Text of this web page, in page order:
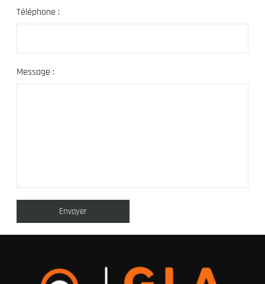
Téléphone :
Message :